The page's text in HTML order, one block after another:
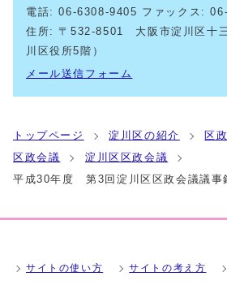
電話: 06-6308-9405 ファックス:
住所: 〒532-8501 大阪市淀川区十
川区役所5階）
メール送信フォーム
トップページ 淀川区の紹介
区
区政会議
淀川区区政会議
平成30年度 第3回淀川区区政会議議事
サイトの使い方 サイトの考え方